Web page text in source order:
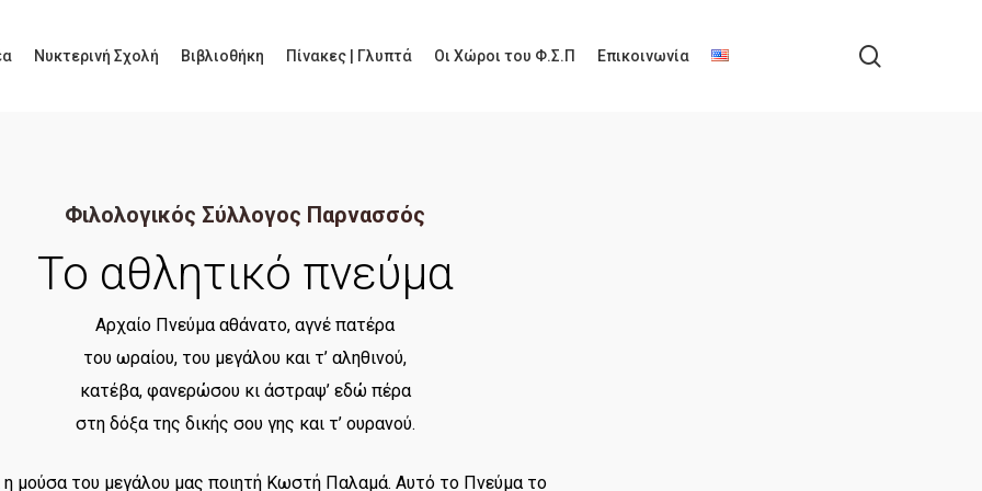
Νυκτερινή Σχολή Βιβλιοθήκη Πίνακες | Γλυπτά Οι Χώροι του Φ.Σ.Π Επικοινωνία
Φιλολογικός Σύλλογος Παρνασσός
Το αθλητικό πνεύμα
Αρχαίο Πνεύμα αθάνατο, αγνέ πατέρα
του ωραίου, του μεγάλου και τ’ αληθινού,
κατέβα, φανερώσου κι άστραψ’ εδώ πέρα
στη δόξα της δικής σου γης και τ’ ουρανού.
η μούσα του μεγάλου μας ποιητή Κωστή Παλαμά. Αυτό το Πνεύμα το